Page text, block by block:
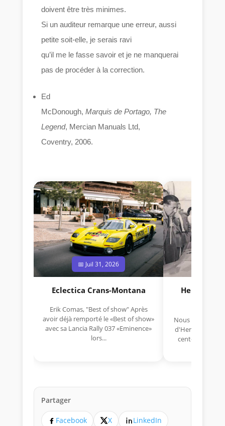
doivent être très minimes.
Si un auditeur remarque une erreur, aussi
petite soit-elle, je serais ravi
qu’il me le fasse savoir et je ne manquerai
pas de procéder à la correction.
Ed
McDonough,Marquis de Portago, The
Legend, Mercian Manuals Ltd,
Coventry, 2006.
📅 Juil 31, 2026
Eclectica Crans-Montana
Erik Comas, "Best of show" Après
avoir déjà remporté le «Best of show»
avec sa Lancia Rally 037 «Eminence»
lors...
Hermano
Nous avons
d'Hermano Da
cent-unième
Partager
Facebook X
LinkedIn